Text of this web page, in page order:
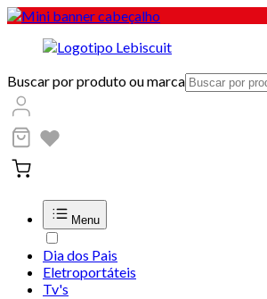
Buscar por produto ou marca
Menu
Dia dos Pais
Eletroportáteis
Tv's